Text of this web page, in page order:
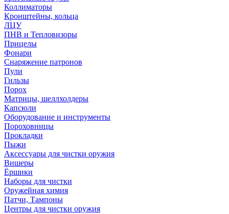
Коллиматоры
Кронштейны, кольца
ЛЦУ
ПНВ и Тепловизоры
Прицелы
Фонари
Снаряжение патронов
Пули
Гильзы
Порох
Матрицы, шеллхолдеры
Капсюли
Оборудование и инструменты
Пороховницы
Прокладки
Пыжи
Аксессуары для чистки оружия
Вишеры
Ёршики
Наборы для чистки
Оружейная химия
Патчи, Тампоны
Центры для чистки оружия